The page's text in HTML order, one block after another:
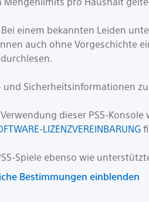
einem bekannten Leiden
auch ohne Vorgeschichte
und Sicherheitsinformationen
dieser PS5-
LIZENZVEREINBARUNG
Spiele ebenso wie
Bestimmungen einblenden